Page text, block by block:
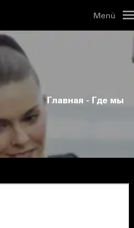
Menü
Главная - Где мы